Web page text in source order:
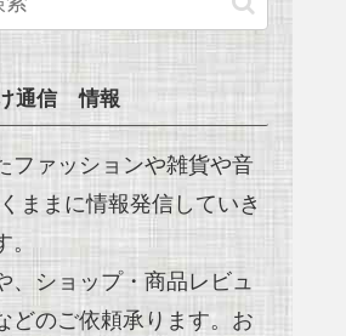
通信 情報
ファッションや雑貨や音
ままに情報発信していき
、ショップ・商品レビュ
どのご依頼承ります。お